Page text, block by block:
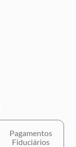
Pagamentos
Fiduciários